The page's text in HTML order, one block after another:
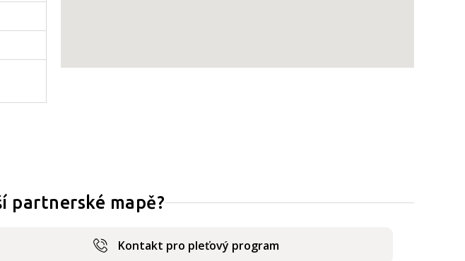
partnerské mapě?
Kontakt pro pleťový program